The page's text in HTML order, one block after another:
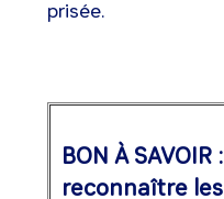
prisée.
BON À
reconnaître